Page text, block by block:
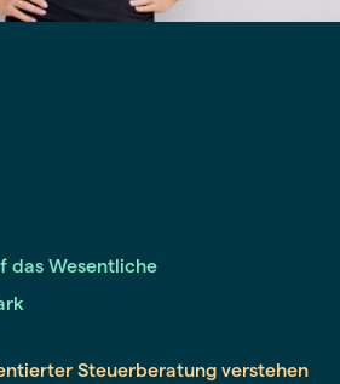
das Wesentliche
Steuerberatung verstehen